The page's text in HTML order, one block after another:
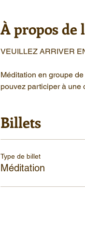
À propos de
VEUILLEZ ARRIVER
Méditation en groupe
pouvez participer à une
Billets
Type de billet
Méditation